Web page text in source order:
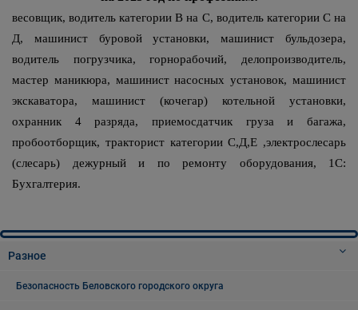
весовщик, водитель категории В на С, водитель категории С на
Д, машинист буровой установки, машинист бульдозера,
водитель погрузчика, горнорабочий, делопроизводитель,
мастер маникюра, машинист насосных установок, машинист
экскаватора, машинист (кочегар) котельной установки,
охранник 4 разряда, приемосдатчик груза и багажа,
пробоотборщик, тракторист категории С,Д,Е ,электрослесарь
(слесарь) дежурный и по ремонту оборудования, 1С:
Бухгалтерия.
Разное
Безопасность Беловского городского округа